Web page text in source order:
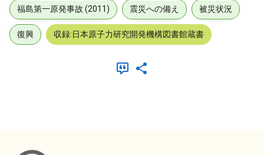
福島第一原発事故 (2011) 震災への備え 被災状況
復興 収録:日本原子力研究開発機構図書館蔵書